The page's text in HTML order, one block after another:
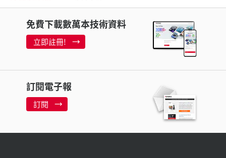
免費下載數萬本技術資料
立即註冊!
訂閱電子報
訂閱